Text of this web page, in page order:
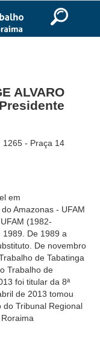
Ir para o rodapé
dos Mundos
através da
Amazônia
ALVARO
1265 - Praça 14
em
Amazonas - UFAM
(1982-
1989. De 1989 a
De novembro
de Tabatinga
Trabalho de
foi titular da 8ª
de 2013 tomou
do Tribunal Regional